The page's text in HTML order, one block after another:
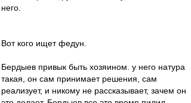
него.
Вот кого ищет федун.
Бердыев привык быть хозяином. у него натура
такая, он сам принимает решения, сам
реализует, и никому не рассказывает, зачем он